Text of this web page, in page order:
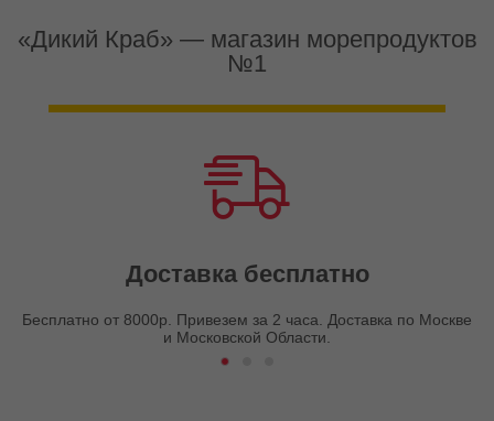
«Дикий Краб» — магазин морепродуктов
№1
Доставка бесплатно
Бесплатно от 8000р. Привезем за 2 часа. Доставка по Москве
и Московской Области.